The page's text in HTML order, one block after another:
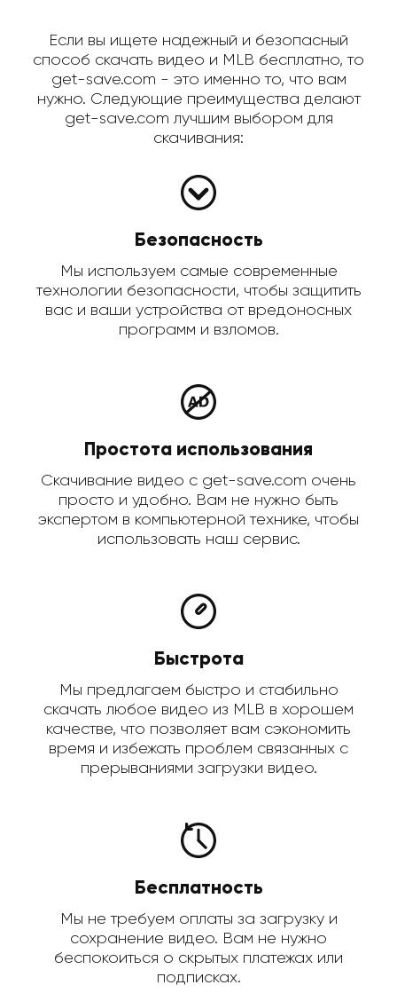
Если вы ищете надежный и безопасный
способ скачать видео и MLB бесплатно, то
get-save.com - это именно то, что вам
нужно. Следующие преимущества делают
get-save.com лучшим выбором для
скачивания:
Безопасность
Мы используем самые современные
технологии безопасности, чтобы защитить
вас и ваши устройства от вредоносных
программ и взломов.
Простота использования
Скачивание видео с get-save.com очень
просто и удобно. Вам не нужно быть
экспертом в компьютерной технике, чтобы
использовать наш сервис.
Быстрота
Мы предлагаем быстро и стабильно
скачать любое видео из MLB в хорошем
качестве, что позволяет вам сэкономить
время и избежать проблем связанных с
прерываниями загрузки видео.
Бесплатность
Мы не требуем оплаты за загрузку и
сохранение видео. Вам не нужно
беспокоиться о скрытых платежах или
подписках.